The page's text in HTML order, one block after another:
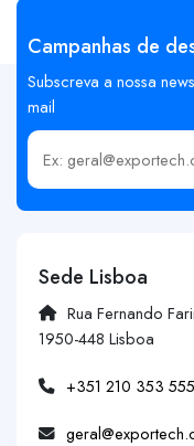
Campanhas de
Subscreva a nossa
mail
Insira o seu email
Sede Lisboa
Rua Fernando
1950-448 Lisboa
+351 210 353 555